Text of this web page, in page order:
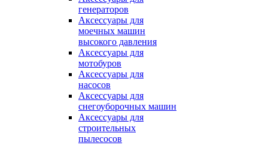
генераторов
Аксессуары для
моечных машин
высокого давления
Аксессуары для
мотобуров
Аксессуары для
насосов
Аксессуары для
снегоуборочных машин
Аксессуары для
строительных
пылесосов